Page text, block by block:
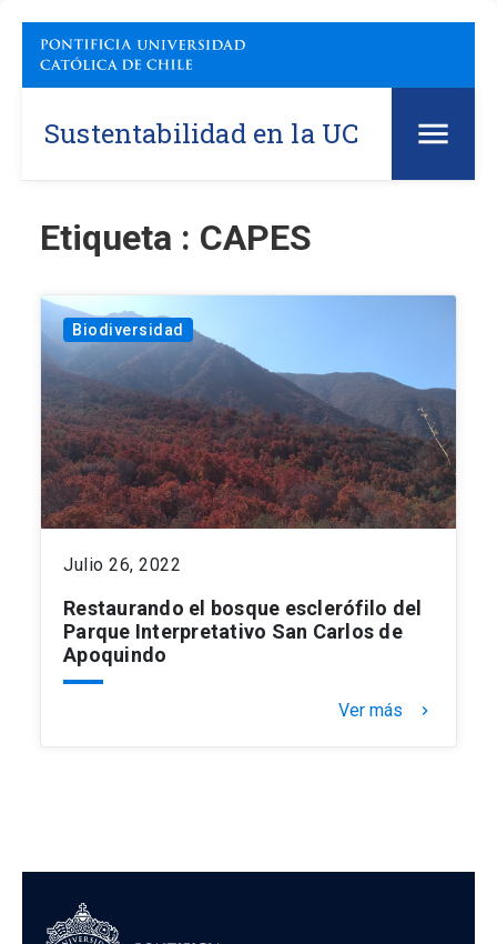
Sustentabilidad en la UC
Etiqueta : CAPES
Biodiversidad
Julio 26, 2022
Restaurando el bosque esclerófilo del
Parque Interpretativo San Carlos de
Apoquindo
Ver más keyboard_arrow_right